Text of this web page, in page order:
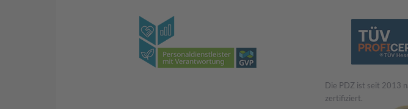
Die PDZ ist seit 2013
zertifiziert.